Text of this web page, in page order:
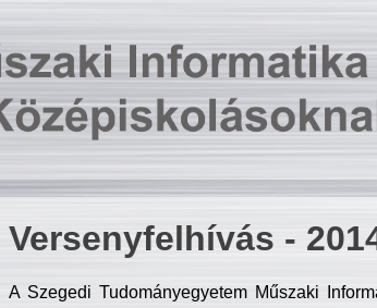
Versenyfelhívás -
A Szegedi Tudományegyetem Műszaki